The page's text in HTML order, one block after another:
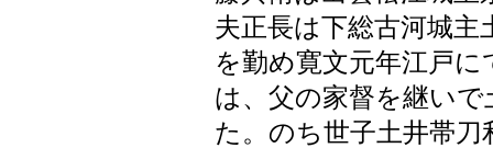
夫正長は下総古河城主
を勤め寛文元年江戸
は、父の家督を継い
た。のち世子土井帯